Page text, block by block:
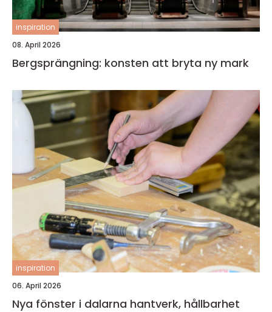
inspiration
08. April 2026
Bergsprängning: konsten att bryta ny mark
inspiration
06. April 2026
Nya fönster i dalarna hantverk, hållbarhet